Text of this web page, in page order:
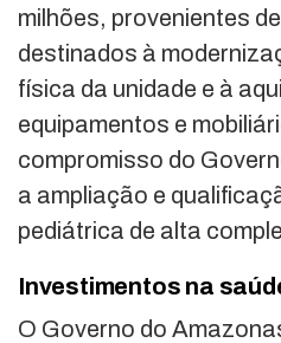
milhões, provenientes
destinados à
física da unidade e à
equipamentos e
compromisso do
a ampliação e
pediátrica de alta
Investimentos na
O Governo do